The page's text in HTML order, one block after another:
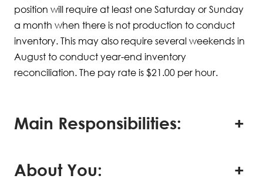
position will require at least one Saturday or Sunday
a month when there is not production to conduct
inventory. This may also require several weekends in
August to conduct year-end inventory
reconciliation. The pay rate is $21.00 per hour.
Main Responsibilities:
About You: